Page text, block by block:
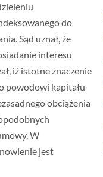
do
Sąd uznał, że
interesu
iż istotne znaczenie
powodowi kapitału
obciążenia
W
jest